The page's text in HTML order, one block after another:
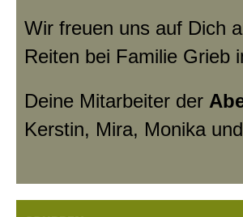
Wir freuen uns auf Dich
Reiten bei Familie Grieb
Deine Mitarbeiter der
Kerstin, Mira, Monika